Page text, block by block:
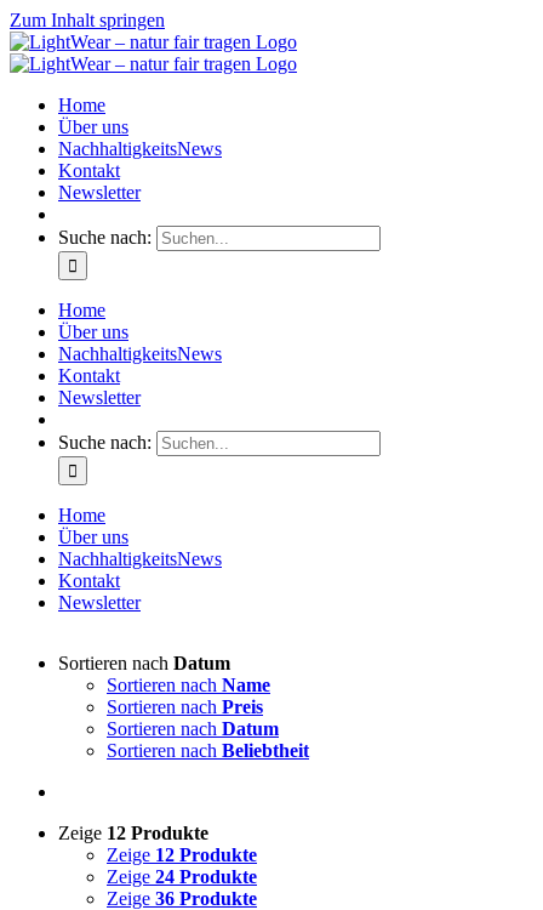
Zum Inhalt springen
Home
Über uns
NachhaltigkeitsNews
Kontakt
Newsletter
Suche nach:
Home
Über uns
NachhaltigkeitsNews
Kontakt
Newsletter
Suche nach:
Home
Über uns
NachhaltigkeitsNews
Kontakt
Newsletter
Sortieren nach Datum
Sortieren nach Name
Sortieren nach Preis
Sortieren nach Datum
Sortieren nach Beliebtheit
Zeige 12 Produkte
Zeige 12 Produkte
Zeige 24 Produkte
Zeige 36 Produkte